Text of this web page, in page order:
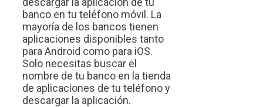
banco en tu teléfono móvil. La
mayoría de los bancos tienen
aplicaciones disponibles tanto
para Android como para iOS.
Solo necesitas buscar el
nombre de tu banco en la tienda
de aplicaciones de tu teléfono y
descargar la aplicación.